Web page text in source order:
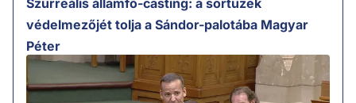
Szürreális államfő-casting: a sortüzek
védelmezőjét tolja a Sándor-palotába Magyar
Péter